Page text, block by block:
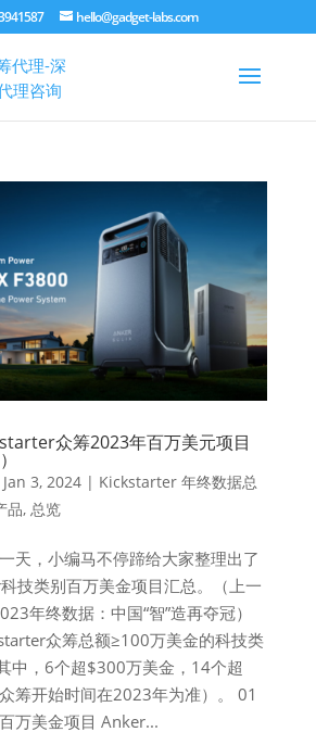
hello@gadget-labs.com
众筹2023年百万美元项目
Jan 3, 2024| Kickstarter 年终数据总
品, 总览
天，小编马不停蹄给大家整理出了
技类别百万美金项目汇总。（上一
年终数据：中国“智”造再夺冠）
众筹总额≥100万美金的科技类
中，6个超$300万美金，14个超
筹开始时间在2023年为准）。 01
万美金项目 Anker...